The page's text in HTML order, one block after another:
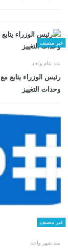
غير مصنف
منذ عام واحد
رئيس الوزراء يتابع
وحدات التغييز
غير مصنف
منذ شهر واحد